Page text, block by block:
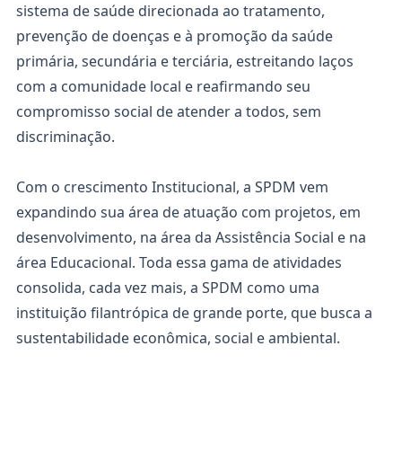
sistema de saúde direcionada ao tratamento,
prevenção de doenças e à promoção da saúde
primária, secundária e terciária, estreitando laços
com a comunidade local e reafirmando seu
compromisso social de atender a todos, sem
discriminação.
Com o crescimento Institucional, a SPDM vem
expandindo sua área de atuação com projetos, em
desenvolvimento, na área da Assistência Social e na
área Educacional. Toda essa gama de atividades
consolida, cada vez mais, a SPDM como uma
instituição filantrópica de grande porte, que busca a
sustentabilidade econômica, social e ambiental.